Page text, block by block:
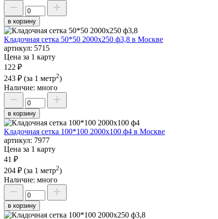
в корзину
Кладочная сетка 50*50 2000х250 ф3,8 в Москве
артикул: 5715
Цена за 1 карту
122 ₽
243 ₽ (за 1 метр2)
Наличие: много
в корзину
Кладочная сетка 100*100 2000х100 ф4 в Москве
артикул: 7977
Цена за 1 карту
41 ₽
204 ₽ (за 1 метр2)
Наличие: много
в корзину